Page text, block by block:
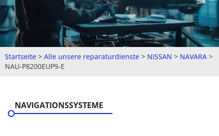
Startseite > Alle unsere reparaturdienste > NISSAN > NAVARA >
NAU-P8200EUP9-E
NAVIGATIONSSYSTEME